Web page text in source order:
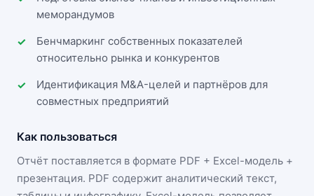
меморандумов
Бенчмаркинг собственных показателей
относительно рынка и конкурентов
Идентификация M&A-целей и партнёров для
совместных предприятий
Как пользоваться
Отчёт поставляется в формате PDF + Excel-модель +
презентация. PDF содержит аналитический текст,